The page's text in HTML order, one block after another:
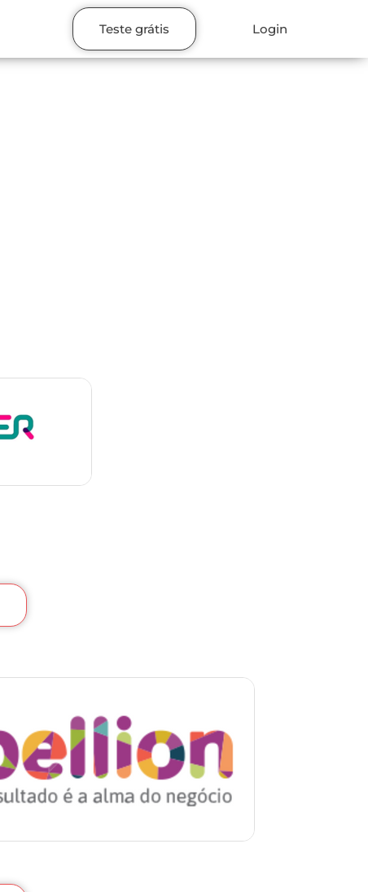
Teste grátis Login